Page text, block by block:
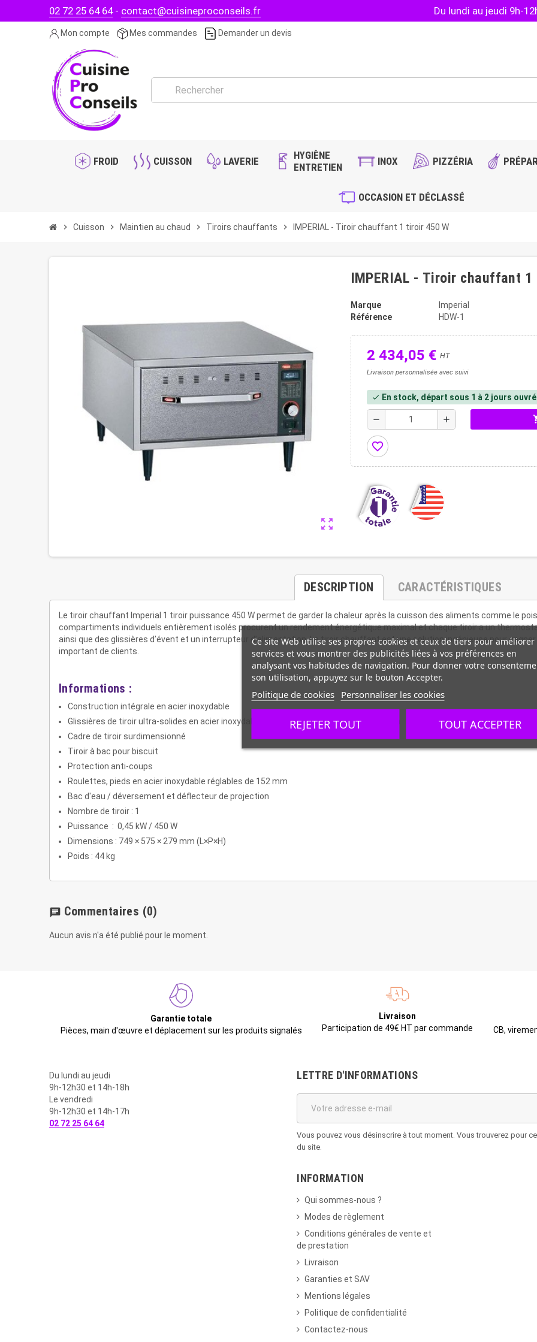
02 72 25 64 64- contact@cuisineproconseils.fr Du lundi au jeudi 9h-
Mon compte Mes commandes Demander un devis
FROID CUISSON LAVERIE
HYGIÈNE
ENTRETIEN
INOX PIZZÉRIA
OCCASION ET DÉCLASSÉ
chevron_right Cuisson chevron_right Maintien au chaud chevron_right Tiroirs chauffants chevron_right IMPERIAL - Tiroir chauffant 1 tiroir 450 W
zoom_out_map
IMPERIAL - Tiroir chauffant
Marque
Imperial
Référence
HDW-1
2 434,05 € HT
Livraison personnalisée avec suivi
check En stock, départ sous 1 à 2 jours
remove add
favorite_border
DESCRIPTION CARACTÉRISTIQUES
Le tiroir chauffant Imperial 1 tiroir puissance 450 W permet de garder la chaleur après la cuisson des aliments comme le
compartiments individuels entièrement isolés procurent un rendement énergétique maximal et chaque tiroir a un
ainsi que des glissières d’évent et un interrupteur d’alimentation. Le tiroir chauffant est une solution ingénieuse pour
important de clients.
Informations :
Construction intégrale en acier inoxydable
Glissières de tiroir ultra-solides en acier inoxydable d’épaisseur 12 avec galets en nylon
Cadre de tiroir surdimensionné
Tiroir à bac pour biscuit
Protection anti-coups
Roulettes, pieds en acier inoxydable réglables de 152 mm
Bac d'eau / déversement et déflecteur de projection
Nombre de tiroir : 1
Puissance : 0,45 kW / 450 W
Dimensions : 749 × 575 × 279 mm (L×P×H)
Poids : 44 kg
chat Commentaires (0)
Aucun avis n'a été publié pour le moment.
Garantie totale
Pièces, main d'œuvre et déplacement sur les produits signalés
Livraison
Participation de 49€ HT par commande
CB,
Du lundi au jeudi
9h-12h30 et 14h-18h
Le vendredi
9h-12h30 et 14h-17h
02 72 25 64 64
LETTRE D'INFORMATIONS
Vous pouvez vous désinscrire à tout moment. Vous trouverez pour
du site.
INFORMATION
Qui sommes-nous ?
Modes de règlement
Conditions générales de vente et
de prestation
Livraison
Garanties et SAV
Mentions légales
Politique de confidentialité
Contactez-nous
Ce site Web utilise ses propres cookies et ceux de tiers pour améliorer
services et vous montrer des publicités liées à vos préférences en
analysant vos habitudes de navigation. Pour donner votre
son utilisation, appuyez sur le bouton Accepter.
Politique de cookies Personnaliser les cookies
REJETER TOUT TOUT ACCEPTER